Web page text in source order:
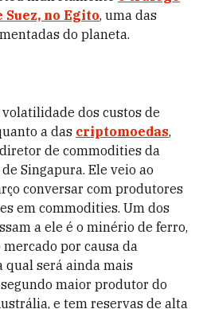
Suez, no Egito, uma das
do planeta.
dos custos de
a das criptomoedas,
de commodities da
Singapura. Ele veio ao
conversar com produtores
em commodities. Um dos
a ele é o minério de ferro,
por causa da
qual será ainda mais
maior produtor do
e tem reservas de alta